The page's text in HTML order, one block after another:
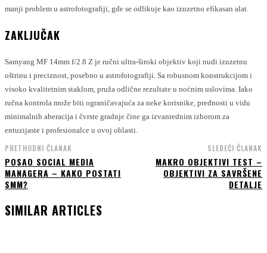
manji problem u astrofotografiji, gde se odlikuje kao izuzetno efikasan alat.
ZAKLJUČAK
Samyang MF 14mm f/2.8 Z je ručni ultra-široki objektiv koji nudi izuzetnu
oštrinu i preciznost, posebno u astrofotografiji. Sa robusnom konstrukcijom i
visoko kvalitetnim staklom, pruža odlične rezultate u noćnim uslovima. Iako
ručna kontrola može biti ograničavajuća za neke korisnike, prednosti u vidu
minimalnih aberacija i čvrste gradnje čine ga izvanrednim izborom za
entuzijaste i profesionalce u ovoj oblasti.
PRETHODNI ČLANAK
POSAO SOCIAL MEDIA
MANAGERA – KAKO POSTATI
SMM?
SLEDEĆI ČLANAK
MAKRO OBJEKTIVI TEST –
OBJEKTIVI ZA SAVRŠENE
DETALJE
SIMILAR ARTICLES